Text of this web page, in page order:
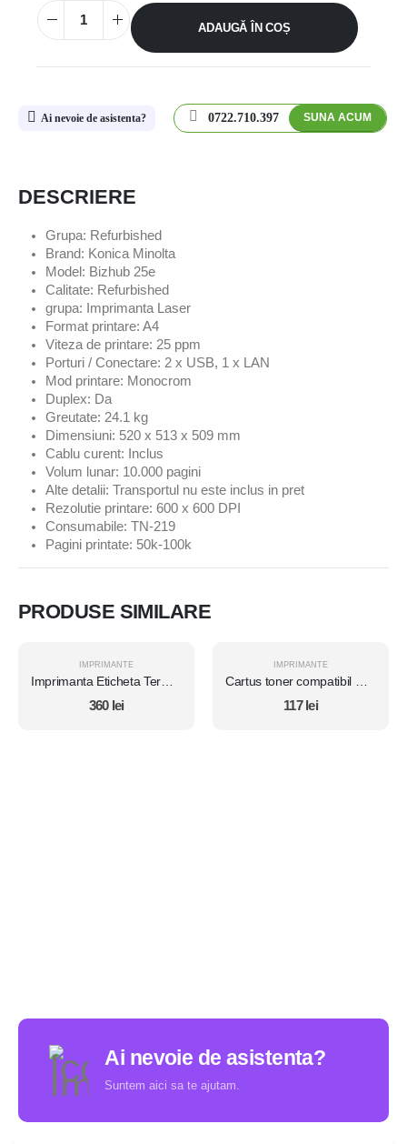
ADAUGĂ ÎN COȘ
Ai nevoie de asistenta? 0722.710.397 SUNA ACUM
DESCRIERE
Grupa: Refurbished
Brand: Konica Minolta
Model: Bizhub 25e
Calitate: Refurbished
grupa: Imprimanta Laser
Format printare: A4
Viteza de printare: 25 ppm
Porturi / Conectare: 2 x USB, 1 x LAN
Mod printare: Monocrom
Duplex: Da
Greutate: 24.1 kg
Dimensiuni: 520 x 513 x 509 mm
Cablu curent: Inclus
Volum lunar: 10.000 pagini
Alte detalii: Transportul nu este inclus in pret
Rezolutie printare: 600 x 600 DPI
Consumabile: TN-219
Pagini printate: 50k-100k
PRODUSE SIMILARE
IMPRIMANTE
360 lei
IMPRIMANTE
117 lei
Ai nevoie de asistenta?
Suntem aici sa te ajutam.